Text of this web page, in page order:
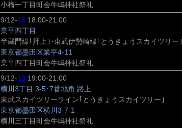
小梅一丁目町会牛嶋神社祭礼
9/12-13 18:00-21:00
業平四丁目
半蔵門線｢押上｣･東武伊勢崎線｢とうきょうスカイツリー｣
東京都墨田区業平4-11
業平四丁目町会牛嶋神社祭礼
9/12-13 19:00-21:00
横川3丁目 3-5･7番地角 路上
東武スカイツリーライン｢とうきょうスカイツリー｣
東京都墨田区横川3-7-1
横川三丁目町会牛嶋神社祭礼